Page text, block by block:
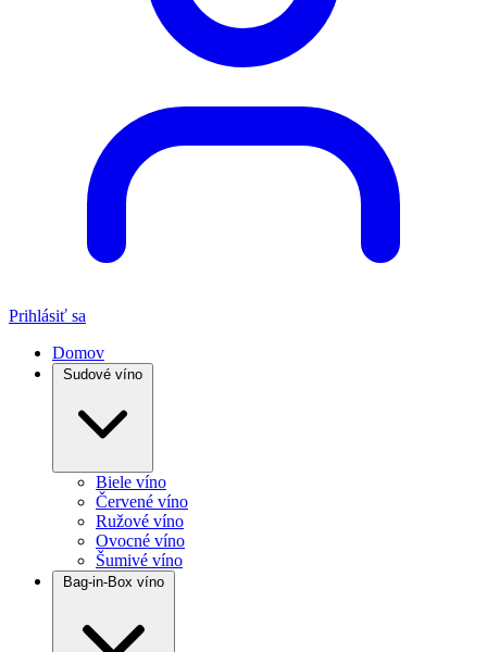
Prihlásiť sa
Domov
Sudové víno
Biele víno
Červené víno
Ružové víno
Ovocné víno
Šumivé víno
Bag-in-Box víno